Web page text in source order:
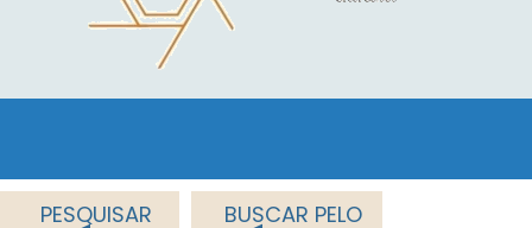
PESQUISAR BUSCAR PELO